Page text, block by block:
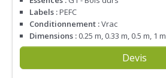
Labels :PEFC
Conditionnement :Vrac
Dimensions : 0.25 m, 0.33 m, 0.5 m, 1 m
Devis